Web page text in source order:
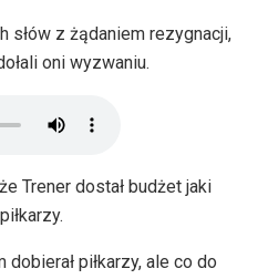
słów z żądaniem rezygnacji,
oni wyzwaniu.
Trener dostał budżet jaki
piłkarzy, ale co do